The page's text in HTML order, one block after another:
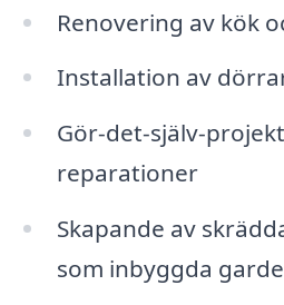
Renovering av kök
Installation av
Gör-det-själv-
reparationer
Skapande av
som inbyggda